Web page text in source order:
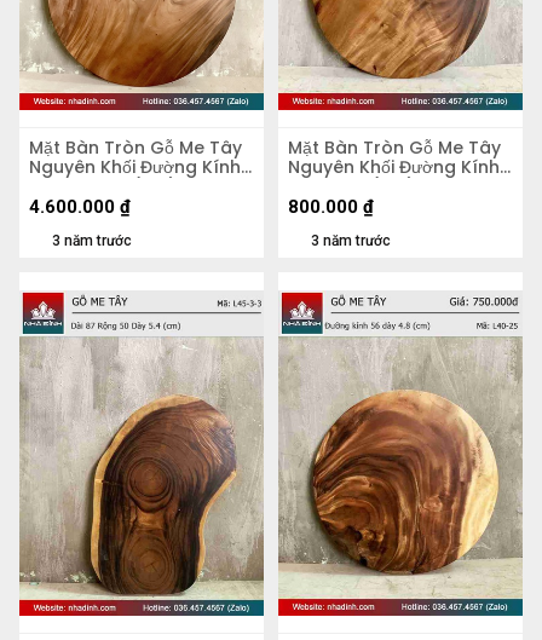
Mặt Bàn Tròn Gỗ Me Tây
Nguyên Khối Đường Kính
103 Dày 4,5 (cm)
3 năm trước
4.600.000 ₫
Mặt Bàn Tròn Gỗ Me Tây
Nguyên Khối Đường Kính
47 Dày 5 (cm)
3 năm trước
800.000 ₫